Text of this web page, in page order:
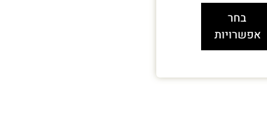
בחר
אפשרויות